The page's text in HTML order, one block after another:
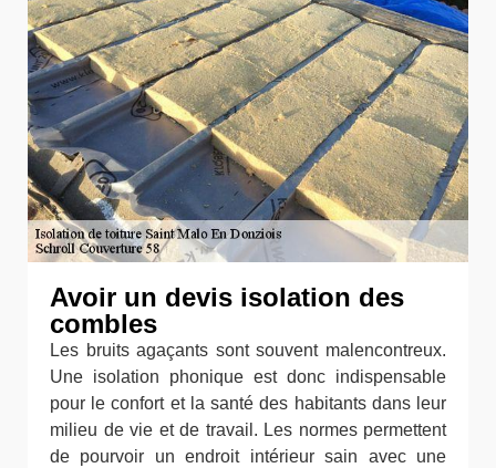
Avoir un devis isolation des
combles
Les bruits agaçants sont souvent malencontreux.
Une isolation phonique est donc indispensable
pour le confort et la santé des habitants dans leur
milieu de vie et de travail. Les normes permettent
de pourvoir un endroit intérieur sain avec une